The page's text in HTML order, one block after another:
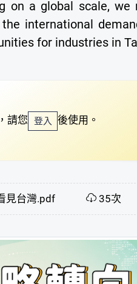
on a global scale,
international
for industries in
請您 登入 後使用。
見台灣.pdf 35次